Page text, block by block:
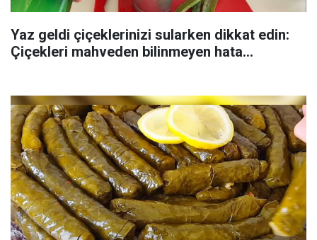
Yaz geldi çiçeklerinizi sularken dikkat edin:
Çiçekleri mahveden bilinmeyen hata...